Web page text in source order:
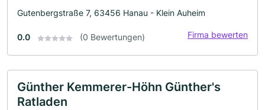
Gutenbergstraße 7, 63456 Hanau - Klein Auheim
0.0 (0 Bewertungen) Firma bewerten
Günther Kemmerer-Höhn Günther's
Ratladen